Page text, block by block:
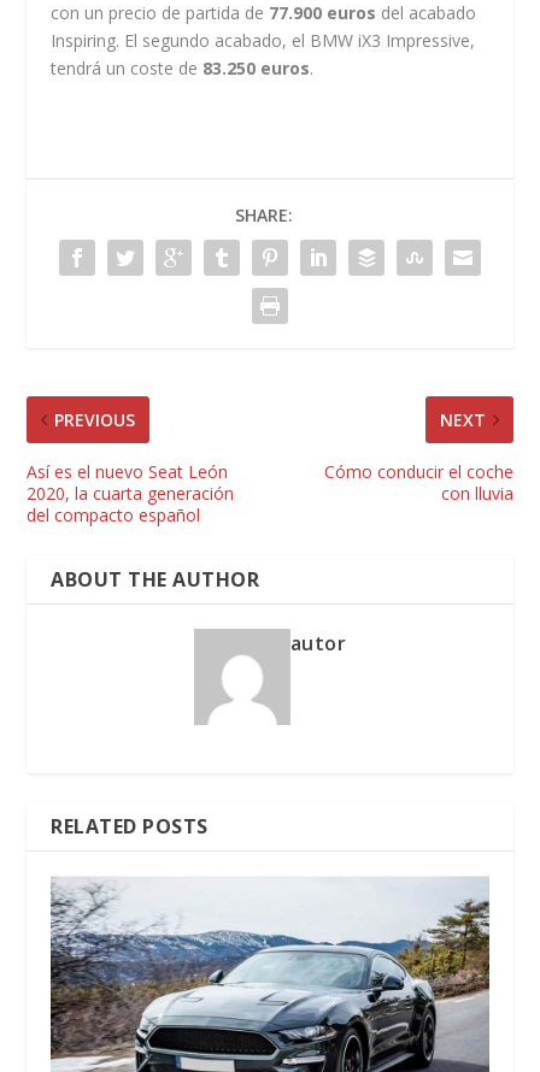
con un precio de partida de 77.900 euros del acabado
Inspiring. El segundo acabado, el BMW iX3 Impressive,
tendrá un coste de 83.250 euros.
SHARE:
PREVIOUS
Así es el nuevo Seat León
2020, la cuarta generación
del compacto español
NEXT
Cómo conducir el coche
con lluvia
ABOUT THE AUTHOR
autor
RELATED POSTS